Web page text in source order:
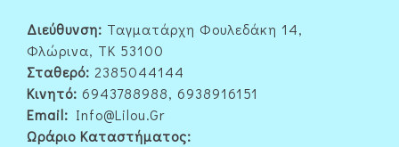
Διεύθυνση: Ταγματάρχη Φουλεδάκη 14,
Φλώρινα, ΤΚ 53100
Σταθερό: 2385044144
Κινητό: 6943788988, 6938916151
Email: Info@lilou.gr
Ωράριο Καταστήματος: